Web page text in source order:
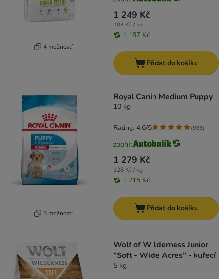
4 možností
1 249 Kč
104 Kč / kg
1 187 Kč
Přidat do košíku
5 možností
Royal Canin Medium Puppy
10 kg
1 279 Kč
128 Kč / kg
1 215 Kč
Rating: 4.6/5 (963)
Přidat do košíku
Wolf of Wilderness Junior
"Soft - Wide Acres" - kuřecí
5 kg